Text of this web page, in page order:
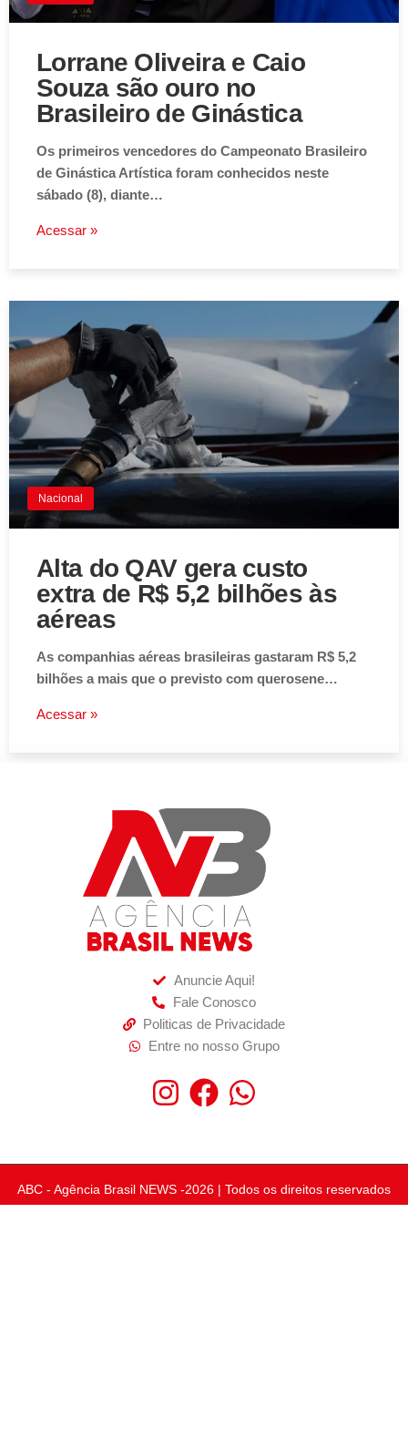
Lorrane Oliveira e Caio
Souza são ouro no
Brasileiro de Ginástica
Os primeiros vencedores do Campeonato Brasileiro
de Ginástica Artística foram conhecidos neste
sábado (8), diante…
Acessar »
Nacional
Alta do QAV gera custo
extra de R$ 5,2 bilhões às
aéreas
As companhias aéreas brasileiras gastaram R$ 5,2
bilhões a mais que o previsto com querosene…
Acessar »
Anuncie Aqui!
Fale Conosco
Politicas de Privacidade
Entre no nosso Grupo
ABC - Agência Brasil NEWS -2026 | Todos os direitos reservados